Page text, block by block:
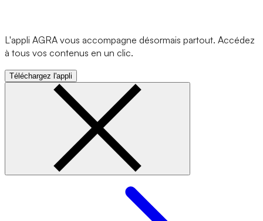
L'appli AGRA vous accompagne désormais partout. Accédez
à tous vos contenus en un clic.
Téléchargez l'appli